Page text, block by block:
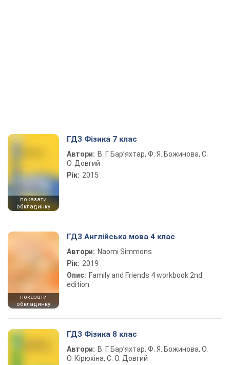
показати
обкладинку
ГДЗ Фізика 7 клас
Автори: В. Г. Бар’яхтар, Ф. Я. Божинова, С.
О. Довгий
Рік: 2015
показати
обкладинку
ГДЗ Англійська мова 4 клас
Автори: Naomi Simmons
Рік: 2019
Опис: Family and Friends 4 workbook 2nd
edition
ГДЗ Фізика 8 клас
Автори: В. Г. Бар’яхтар, Ф. Я. Божинова, О.
О. Кірюхіна, С. О. Довгий